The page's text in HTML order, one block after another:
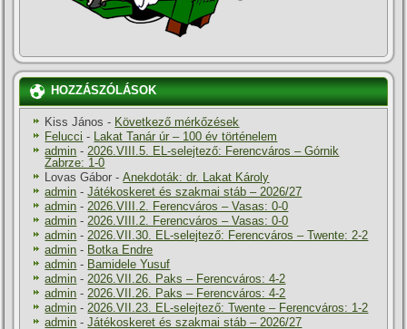
HOZZÁSZÓLÁSOK
Kiss János - Következő mérkőzések
Felucci - Lakat Tanár úr – 100 év történelem
admin - 2026.VIII.5. EL-selejtező: Ferencváros – Górnik
Zabrze: 1-0
Lovas Gábor -Anekdoták: dr. Lakat Károly
admin -Játékoskeret és szakmai stáb – 2026/27
admin - 2026.VIII.2. Ferencváros – Vasas: 0-0
admin - 2026.VIII.2. Ferencváros – Vasas: 0-0
admin - 2026.VII.30. EL-selejtező: Ferencváros – Twente: 2-2
admin - Botka Endre
admin - Bamidele Yusuf
admin - 2026.VII.26. Paks – Ferencváros: 4-2
admin - 2026.VII.26. Paks – Ferencváros: 4-2
admin - 2026.VII.23. EL-selejtező: Twente – Ferencváros: 1-2
admin -Játékoskeret és szakmai stáb – 2026/27